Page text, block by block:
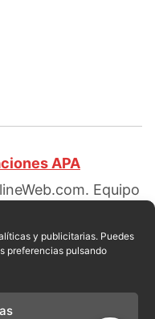
y publicitarias. Puedes
preferencias pulsando
APA
Equipo
educativa.
el sitio web:
letras-